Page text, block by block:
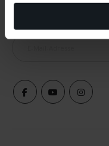
was News, Tipps und